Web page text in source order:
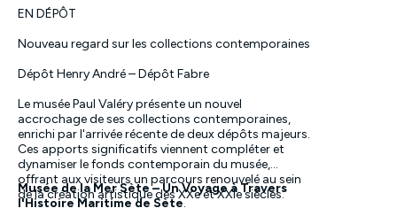
de largeur) en provenance d'une destination
inconnue.
25 avril 2025 : Club Med 2 (187 m de longueur, 20 m
de largeur) en provenance de Port-Vendres.
27 avril 2025 : Club Med 2 en provenance de
Marseille.
EN DÉPÔT
Nouveau regard sur les collections contemporaines
Dépôt Henry André – Dépôt Fabre
Le musée Paul Valéry présente un nouvel
accrochage de ses collections contemporaines,
enrichi par l'arrivée récente de deux dépôts majeurs.
Ces apports significatifs viennent compléter et
dynamiser le fonds contemporain du musée,
offrant aux visiteurs un parcours renouvelé au sein
de la création artistique des XXe et XXIe siècles.
Musée de la Mer Sète – Un Voyage à Travers
l'Histoire Maritime de Sète.